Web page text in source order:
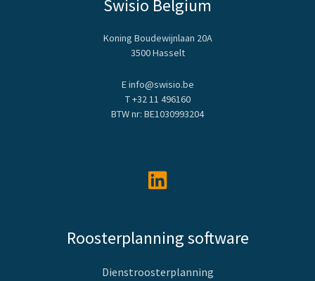
Swisio Belgium
Koning Boudewijnlaan 20A
3500 Hasselt
E info@swisio.be
T+32 11 496160
BTW nr: BE1030993204
Roosterplanning software
Dienstroosterplanning